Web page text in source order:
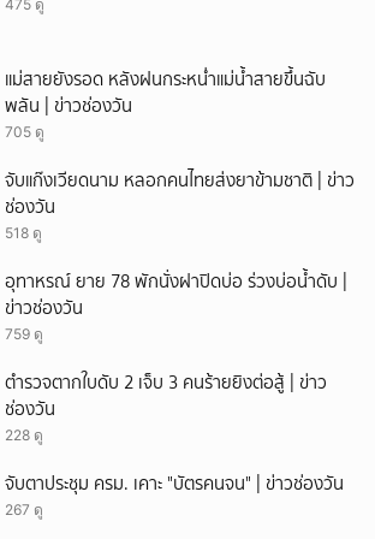
475 ดู
แม่สายยังรอด หลังฝนกระหน่ำแม่น้ำสายขึ้นฉับ
พลัน | ข่าวช่องวัน
705 ดู
จับแก๊งเวียดนาม หลอกคนไทยส่งยาข้ามชาติ | ข่าว
ช่องวัน
518 ดู
อุทาหรณ์ ยาย 78 พักนั่งฝาปิดบ่อ ร่วงบ่อน้ำดับ |
ข่าวช่องวัน
759 ดู
ตำรวจตากใบดับ 2 เจ็บ 3 คนร้ายยิงต่อสู้ | ข่าว
ช่องวัน
228 ดู
จับตาประชุม ครม. เคาะ "บัตรคนจน" | ข่าวช่องวัน
267 ดู